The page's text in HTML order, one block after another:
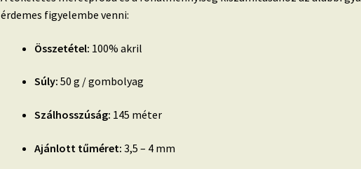
érdemes figyelembe venni:
Összetétel: 100% akril
Súly: 50 g / gombolyag
Szálhosszúság: 145 méter
Ajánlott tűméret: 3,5 – 4 mm